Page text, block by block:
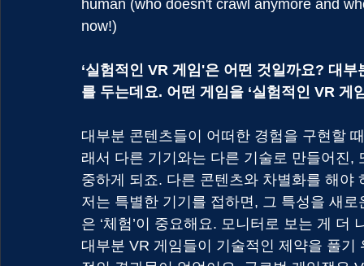
human (who doesn't crawl anymore and
now!)
‘실험적인 VR 게임'은 어떤 것일까요? 대
를 두는데요. 어떤 게임을 ‘실험적인 VR 게
대부분 콘텐츠들이 어떠한 경험을 구현할
래서 다른 기기와는 다른 기술로 만들어진,
중하게 되죠. 다른 콘텐츠와 차별화를 해야
저는 특별한 기기를 접하면, 그 특성을 새
은 ‘체험’이 중요해요. 모니터로 보는 게
대부분 VR 게임들이 기술적인 제약을 풀